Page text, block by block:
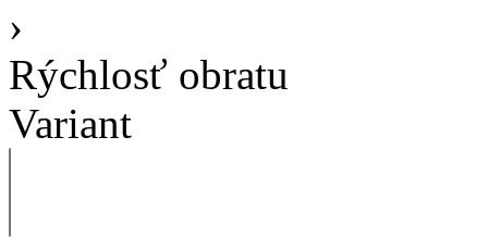
›
Rýchlosť obratu
Variant